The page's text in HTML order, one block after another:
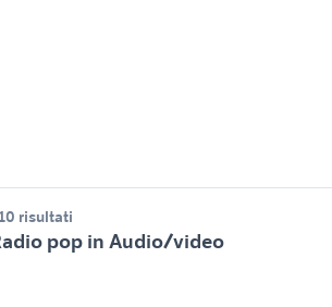
risultati
pop in Audio/video